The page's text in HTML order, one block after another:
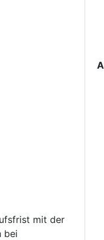
mit der
bei